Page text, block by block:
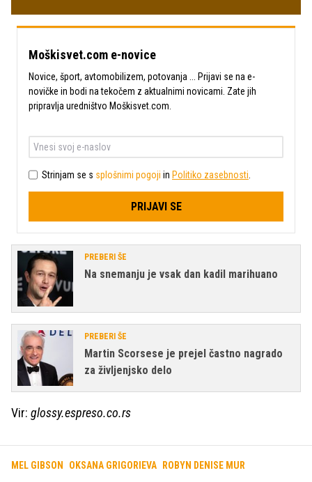
Moškisvet.com e-novice
Novice, šport, avtomobilizem, potovanja ... Prijavi se na e-
novičke in bodi na tekočem z aktualnimi novicami. Zate jih
pripravlja uredništvo Moškisvet.com.
Strinjam se s splošnimi pogoji in Politiko zasebnosti
PRIJAVI SE
PREBERI ŠE
Na snemanju je vsak dan kadil marihuano
PREBERI ŠE
Martin Scorsese je prejel častno nagrado
za življenjsko delo
Vir: glossy.espreso.co.rs
MEL GIBSON OKSANA GRIGORIEVA ROBYN DENISE MUR